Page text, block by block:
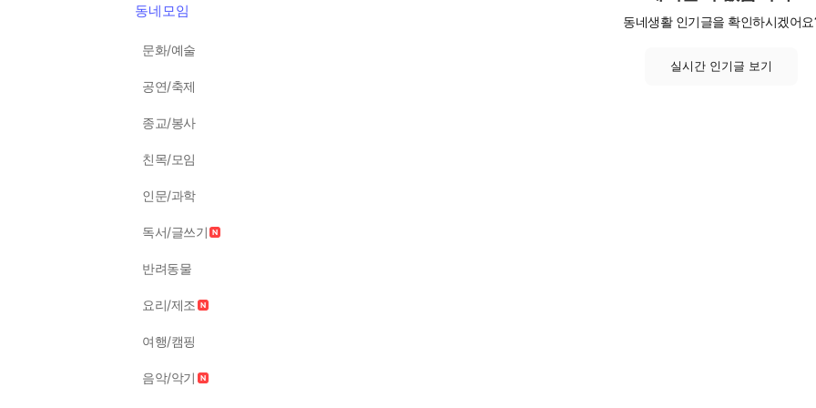
동네모임
문화/예술
공연/축제
종교/봉사
친목/모임
인문/과학
독서/글쓰기
반려동물
요리/제조
여행/캠핑
음악/악기
동네생활 인기글을 확인하시겠어요
실시간 인기글 보기